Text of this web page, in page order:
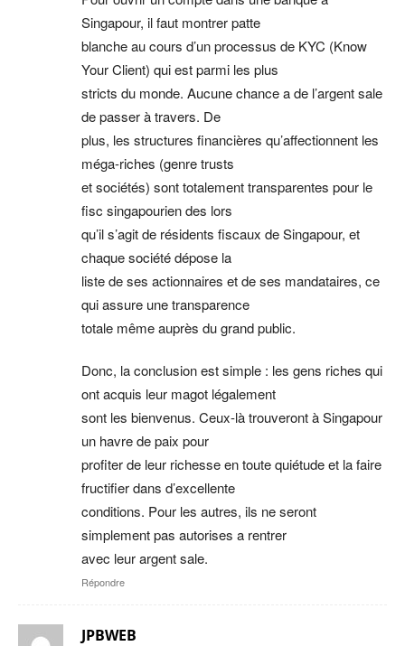
Singapour, il faut montrer patte
blanche au cours d’un processus de KYC (Know
Your Client) qui est parmi les plus
stricts du monde. Aucune chance a de l’argent sale
de passer à travers. De
plus, les structures financières qu’affectionnent les
méga-riches (genre trusts
et sociétés) sont totalement transparentes pour le
fisc singapourien des lors
qu’il s’agit de résidents fiscaux de Singapour, et
chaque société dépose la
liste de ses actionnaires et de ses mandataires, ce
qui assure une transparence
totale même auprès du grand public.
Donc, la conclusion est simple : les gens riches qui
ont acquis leur magot légalement
sont les bienvenus. Ceux-là trouveront à Singapour
un havre de paix pour
profiter de leur richesse en toute quiétude et la faire
fructifier dans d’excellente
conditions. Pour les autres, ils ne seront
simplement pas autorises a rentrer
avec leur argent sale.
Répondre
JPBWEB